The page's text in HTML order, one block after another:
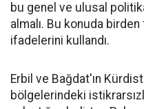
bu genel ve ulusal
almalı. Bu konuda
ifadelerini kullandı.
Erbil ve Bağdat'ın
bölgelerindeki